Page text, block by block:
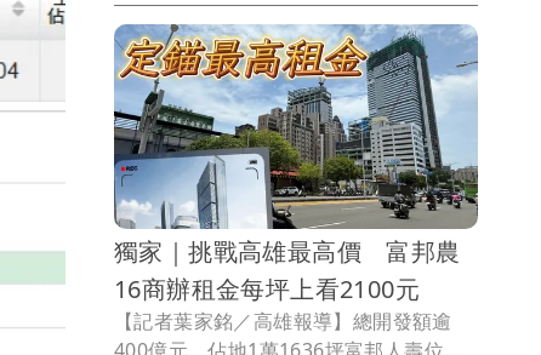
年度招收25班，共計475人；非營利幼兒
園2班學生40人；公托3班學生60人，因
高雄大學屬房市熱區，在台積電效應後吸
引許多科技新貴進駐，而藍田國小校舍剛
完工招生，也吸引許多家長慕名而來，但
《壹蘋新聞網》提醒並非高雄大學重劃區
內均可就讀藍田國小，須屬藍田里才符合
資格，若屬中興與中和里則為援中國小學
區。
獨家｜挑戰高雄最高價 富邦農
16商辦租金每坪上看2100元
【記者葉家銘／高雄報導】總開發額逾